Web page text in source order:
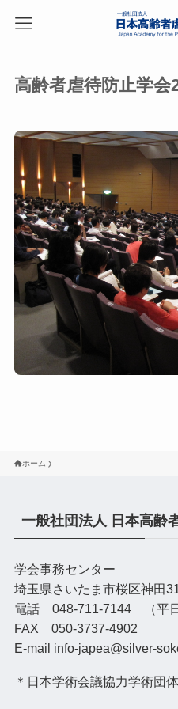
高齢者虐待防止学会
ホーム
一般社団法人 日本高齢
学会事務センター
埼玉県さいたま市桜区神田
電話 048-711-7144 （平日
FAX 050-3737-4902
E-mail info-japea@silver-
＊日本学術会議協力学術団体